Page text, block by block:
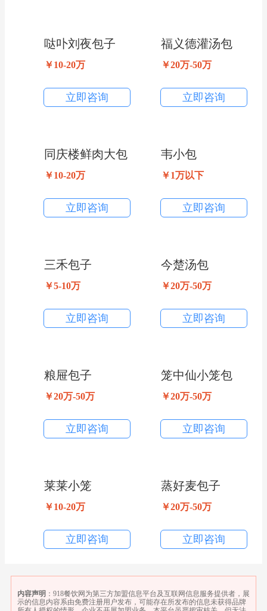
哒卟刘夜包子
￥10-20万
立即咨询
福义德灌汤包
￥20万-50万
立即咨询
同庆楼鲜肉大包
￥10-20万
立即咨询
韦小包
￥1万以下
立即咨询
三禾包子
￥5-10万
立即咨询
今楚汤包
￥20万-50万
立即咨询
粮屉包子
￥20万-50万
立即咨询
笼中仙小笼包
￥20万-50万
立即咨询
莱莱小笼
￥10-20万
立即咨询
蒸好麦包子
￥20万-50万
立即咨询
内容声明 ：918餐饮网为第三方加盟信息平台及互联网信息服务提供者，展
示的信息内容系由免费注册用户发布，可能存在所发布的信息未获得品牌